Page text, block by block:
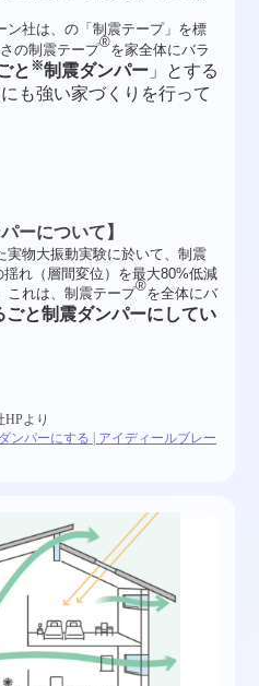
ン社は、の「制震テープ」を標
の制震テープ®を家全体にバラ
と ※制震ダンパー 」
とする
も強い家づくりを行って
ーについて】
実物大振動実験に於いて、制震
れ（層間変位）を最大80%低減
これは、制震テープ®を全体にバ
ごと制震ダンパーにしてい
より
ンパーにする | アイディールブレー